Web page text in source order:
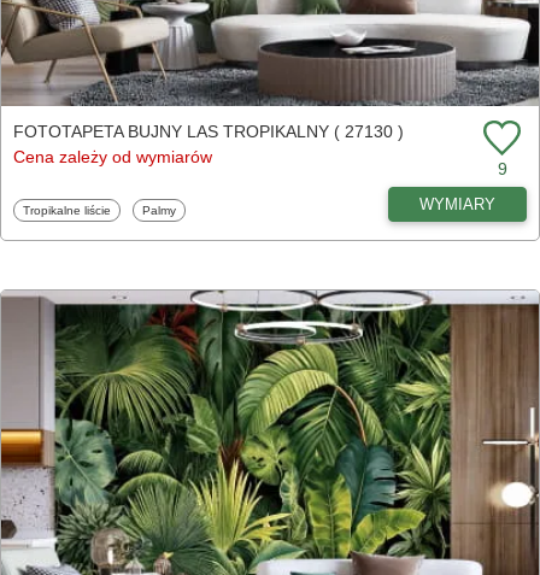
FOTOTAPETA BUJNY LAS TROPIKALNY ( 27130 )
Cena zależy od wymiarów
9
Fototapety
Tropikalne liście Fototapety
Palmy WYMIARY